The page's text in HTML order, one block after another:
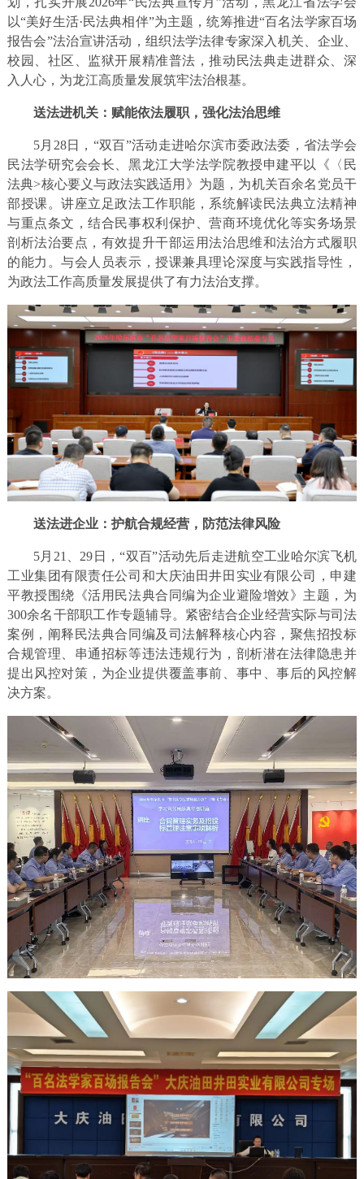
以“美好生活·民法典相伴”为主题，统筹推进“百名法学家百场
报告会”法治宣讲活动，组织法学法律专家深入机关、企业、
校园、社区、监狱开展精准普法，推动民法典走进群众、深
入人心，为龙江高质量发展筑牢法治根基。
送法进机关：赋能依法履职，强化法治思维
5月28日，“双百”活动走进哈尔滨市委政法委，省法学会
民法学研究会会长、黑龙江大学法学院教授申建平以《〈民
法典>核心要义与政法实践适用》为题，为机关百余名党员干
部授课。讲座立足政法工作职能，系统解读民法典立法精神
与重点条文，结合民事权利保护、营商环境优化等实务场景
剖析法治要点，有效提升干部运用法治思维和法治方式履职
的能力。与会人员表示，授课兼具理论深度与实践指导性，
为政法工作高质量发展提供了有力法治支撑。
送法进企业：护航合规经营，防范法律风险
5月21、29日，“双百”活动先后走进航空工业哈尔滨飞机
工业集团有限责任公司和大庆油田井田实业有限公司，申建
平教授围绕《活用民法典合同编为企业避险增效》主题，为
300余名干部职工作专题辅导。紧密结合企业经营实际与司法
案例，阐释民法典合同编及司法解释核心内容，聚焦招投标
合规管理、串通招标等违法违规行为，剖析潜在法律隐患并
提出风控对策，为企业提供覆盖事前、事中、事后的风控解
决方案。